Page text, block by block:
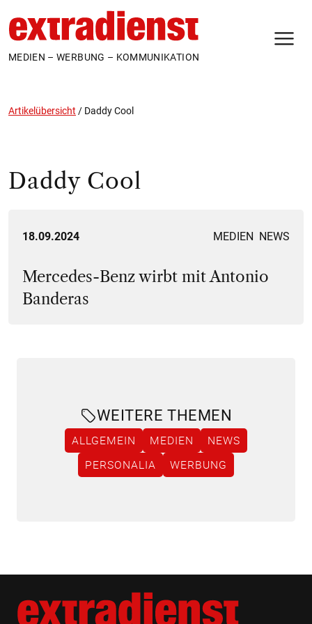
MEDIEN – WERBUNG – KOMMUNIKATION
Artikelübersicht / Daddy Cool
Daddy Cool
18.09.2024 MEDIEN NEWS
Mercedes-Benz wirbt mit Antonio
Banderas
WEITERE THEMEN
ALLGEMEIN MEDIEN
NEWS
PERSONALIA
WERBUNG